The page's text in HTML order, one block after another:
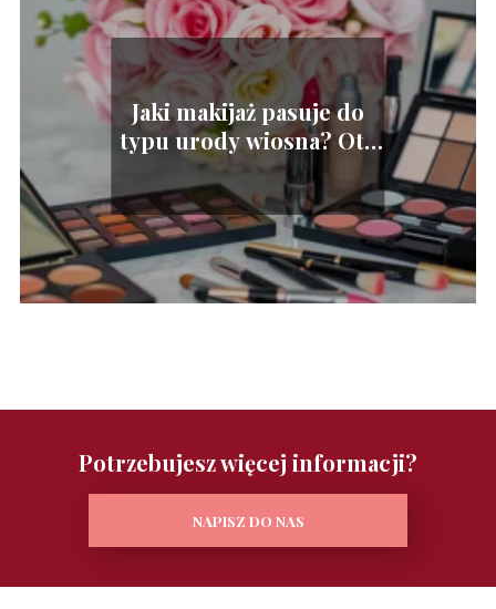
Jaki makijaż pasuje do
typu urody wiosna? Oto
najlepsze wskazówki!
Potrzebujesz więcej informacji?
NAPISZ DO NAS